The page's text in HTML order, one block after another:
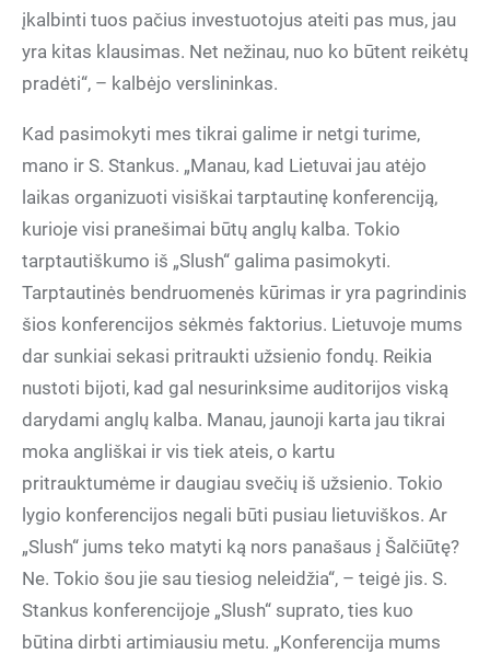
įkalbinti tuos pačius investuotojus ateiti pas mus, jau
yra kitas klausimas. Net nežinau, nuo ko būtent reikėtų
pradėti“, – kalbėjo verslininkas.
Kad pasimokyti mes tikrai galime ir netgi turime,
mano ir S. Stankus. „Manau, kad Lietuvai jau atėjo
laikas organizuoti visiškai tarptautinę konferenciją,
kurioje visi pranešimai būtų anglų kalba. Tokio
tarptautiškumo iš „Slush“ galima pasimokyti.
Tarptautinės bendruomenės kūrimas ir yra pagrindinis
šios konferencijos sėkmės faktorius. Lietuvoje mums
dar sunkiai sekasi pritraukti užsienio fondų. Reikia
nustoti bijoti, kad gal nesurinksime auditorijos viską
darydami anglų kalba. Manau, jaunoji karta jau tikrai
moka angliškai ir vis tiek ateis, o kartu
pritrauktumėme ir daugiau svečių iš užsienio. Tokio
lygio konferencijos negali būti pusiau lietuviškos. Ar
„Slush“ jums teko matyti ką nors panašaus į Šalčiūtę?
Ne. Tokio šou jie sau tiesiog neleidžia“, – teigė jis. S.
Stankus konferencijoje „Slush“ suprato, ties kuo
būtina dirbti artimiausiu metu. „Konferencija mums